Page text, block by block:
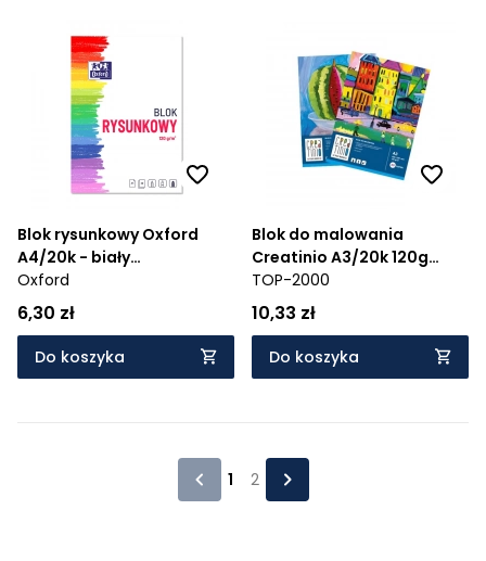
Blok rysunkowy Oxford
A4/20k - biały
(400093195)
Oxford
6,30 zł
Do koszyka
Blok do malowania
Creatinio A3/20k 120g
(400079859)
TOP-2000
10,33 zł
Do koszyka
1 2